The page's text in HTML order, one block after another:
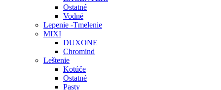
Ostatné
Vodné
Lepenie -Tmelenie
MIXI
DUXONE
Chromind
Leštenie
Kotúče
Ostatné
Pasty